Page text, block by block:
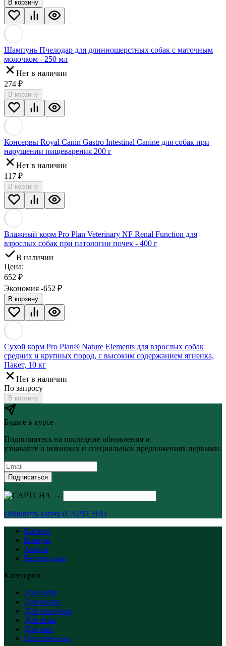
В корзину
Шампунь Пчелодар для длинношерстных собак с маточным
молочком - 250 мл
Нет в наличии
274 ₽
В корзину
Консервы Royal Canin Gastro Intestinal Canine для собак при
нарушении пищеварения 200 г
Нет в наличии
117 ₽
В корзину
Влажный корм Pro Plan Veterinary NF Renal Function для
взрослых собак при патологии почек - 400 г
В наличии
Цена:
652 ₽
Экономия -652 ₽
В корзину
Сухой корм Pro Plan® Nature Elements для взрослых собак
средних и крупных пород, с высоким содержанием ягненка,
Пакет, 10 кг
Нет в наличии
По запросу
В корзину
Будьте в курсе
Подпишитесь на последние обновления и
узнавайте о новинках и специальных предложениях первыми.
Подписаться
→
Обновить капчу (CAPTCHA)
Каталог
Бренды
Акции
Распродажи
Категории
Для собак
Для кошек
Для грызунов
Для птиц
Для рыб
Наполнители